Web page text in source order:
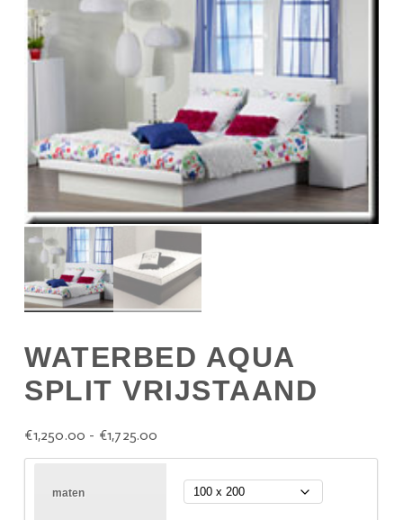
WATERBED AQUA
SPLIT VRIJSTAAND
€1,250.00 - €1,725.00
maten